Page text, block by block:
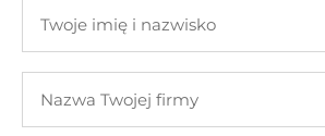
imię
nazwisko
Twojej